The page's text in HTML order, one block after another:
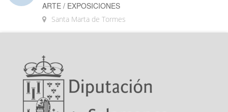
ARTE / EXPOSICIONES
Santa Marta de Tormes